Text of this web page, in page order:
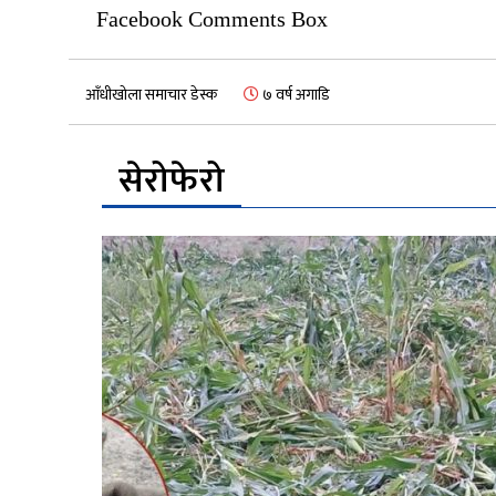
Facebook Comments Box
आँधीखोला समाचार डेस्क ७ वर्ष अगाडि
सेरोफेरो